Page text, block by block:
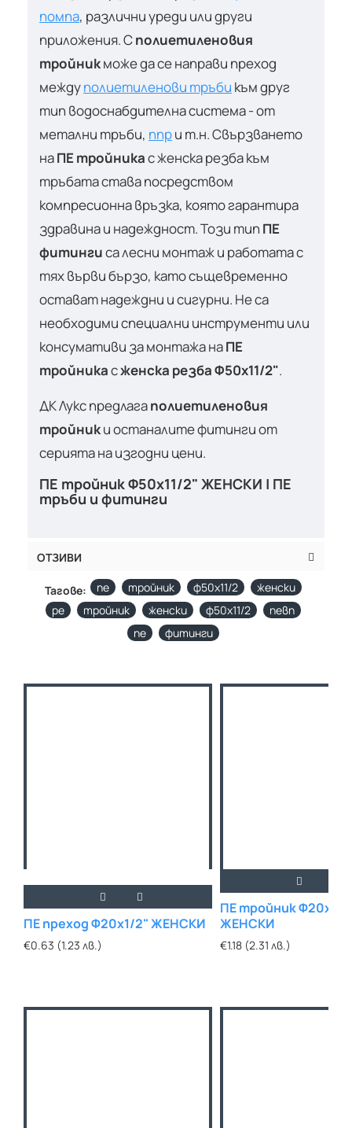
помпа, различни уреди или други
приложения. Сполиетиленовия
тройникможе да се направи преход
междуполиетиленови тръби към друг
тип водоснабдителна система - от
метални тръби, ппри т.н. Свързването
наПЕ тройникас женска резба към
тръбата става посредством
компресионна връзка, която гарантира
здравина и надеждност. Този тип ПЕ
фитингиса лесни монтаж и работата с
тях върви бързо, като същевременно
остават надеждни и сигурни. Не са
необходими специални инструменти или
консумативи за монтажа наПЕ
тройникасженска резба Ф50х11/2".
ДК Лукс предлагаполиетиленовия
тройники останалите фитинги от
серията на изгодни цени.
ПЕ тройник Ф50х11/2" ЖЕНСКИ | ПЕ
тръби и фитинги
ОТЗИВИ
Тагове: пе тройник ф50х11/2
женски
pe
тройник женски ф50х11/2
певп
пе
фитинги
ПЕ преход Ф20х1/2" ЖЕНСКИ
€0.63 (1.23 лв.)
ПЕ тройник Ф20х1/
ЖЕНСКИ
€1.18 (2.31 лв.)